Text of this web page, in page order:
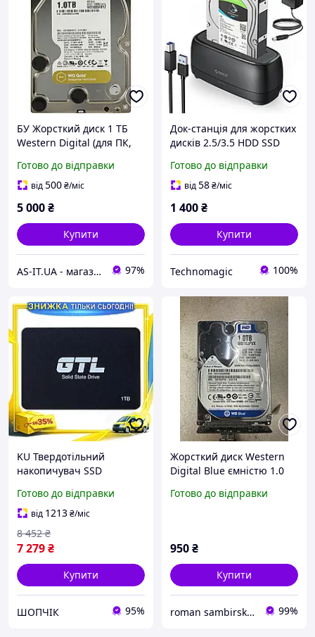
БУ Жорсткий диск 1 ТБ
Western Digital (для ПК,
SATAIII, WD1005FBYZ)
Готово до відправки
від500₴/міс
5 000₴
Купити
AS-IT.UA - магазин бу техніки та сервіс в Києві та по всій Україні 97%
Док-станція для жорстких
дисків 2.5/3.5 HDD SSD
до 22ТБ вітринний
екземпляр
Готово до відправки
від58₴/міс
1 400₴
Купити
Technomagic 100%
KU Твердотільний
накопичувач SSD
Green Light SATA3 2.5"
швидкий жорсткий диск
дл Uni2L_K
Готово до відправки
від 1213₴/міс
7 279₴
8 452 ₴
Купити
ШОПЧІК 95%
Жорсткий диск Western
Digital Blue ємністю 1.0
Готово до відправки
950₴
Купити
roman sambirskuy 99%